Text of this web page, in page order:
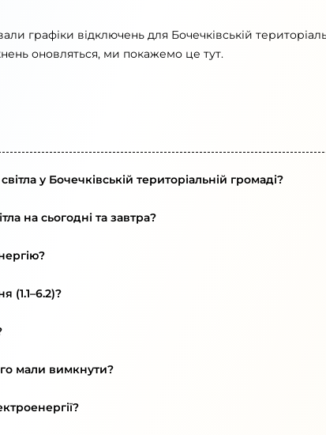
графіки відключень для Бочечківській
оновляться, ми покажемо це тут.
у Бочечківській територіальній громаді?
на сьогодні та завтра?
(1.1–6.2)?
мали вимкнути?